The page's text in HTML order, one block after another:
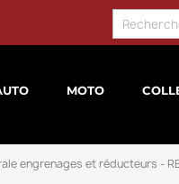
MOTO
engrenages et réducteurs -